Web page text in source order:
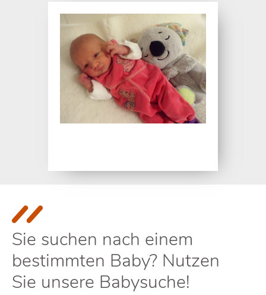
Sie suchen nach einem
bestimmten Baby? Nutzen
Sie unsere Babysuche!